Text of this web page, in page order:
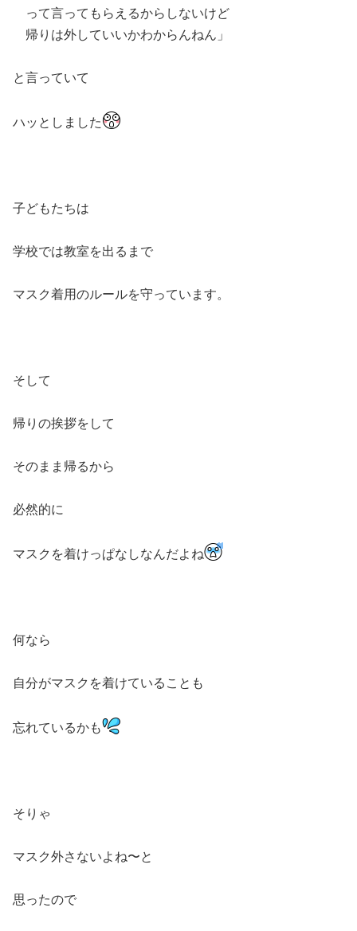
って言ってもらえるからしないけど
帰りは外していいかわからんねん」
と言っていて
ハッとしました
子どもたちは
学校では教室を出るまで
マスク着用のルールを守っています。
そして
帰りの挨拶をして
そのまま帰るから
必然的に
マスクを着けっぱなしなんだよね
何なら
自分がマスクを着けていることも
忘れているかも
そりゃ
マスク外さないよね〜と
思ったので